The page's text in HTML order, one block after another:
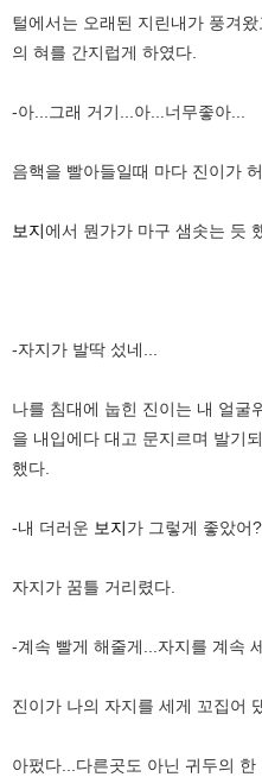
털에서는 오래된 지린내가 풍겨왔
의 혀를 간지럽게 하였다.
-아...그래 거기...아...너무좋아...
음핵을 빨아들일때 마다 진이가
보지에서 뭔가가 마구 샘솟는 듯
-자지가 발딱 섰네...
나를 침대에 눕힌 진이는 내 얼굴
을 내입에다 대고 문지르며 발기
했다.
-내 더러운 보지가 그렇게 좋았어?
자지가 꿈틀 거리렸다.
-계속 빨게 해줄게...자지를 계속
진이가 나의 자지를 세게 꼬집어
아펐다...다른곳도 아닌 귀두의